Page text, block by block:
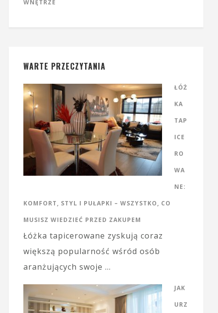
WNĘTRZE
WARTE PRZECZYTANIA
ŁÓŻ
KA
TAP
ICE
RO
WA
NE:
KOMFORT, STYL I PUŁAPKI – WSZYSTKO, CO
MUSISZ WIEDZIEĆ PRZED ZAKUPEM
Łóżka tapicerowane zyskują coraz
większą popularność wśród osób
aranżujących swoje …
JAK
URZ